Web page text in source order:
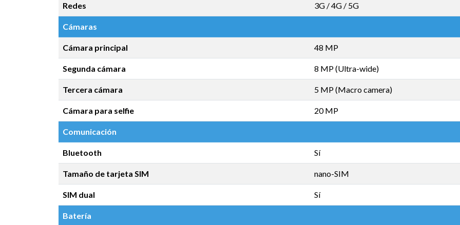
Redes 3G / 4G / 5G
Cámaras
Cámara principal 48 MP
Segunda cámara 8 MP (Ultra-wide)
Tercera cámara 5 MP (Macro camera)
Cámara para selfie 20 MP
Comunicación
Bluetooth Sí
Tamaño de tarjeta SIM nano-SIM
SIM dual Sí
Batería